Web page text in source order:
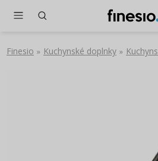
Finesio » Kuchynské doplnky »